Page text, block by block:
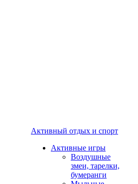
Активный отдых и спорт
Активные игры
Воздушные
змеи, тарелки,
бумеранги